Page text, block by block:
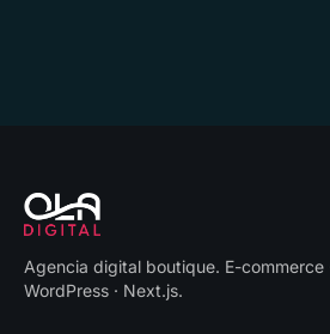
Agencia digital boutique. E-commerce
WordPress · Next.js.